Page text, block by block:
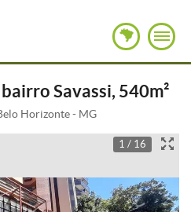
Savassi, 540m²
Horizonte - MG
1 / 16